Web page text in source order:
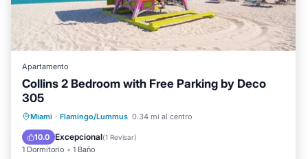
Apartamento
Collins 2 Bedroom with Free Parking by Deco
305
Miami · Flamingo/Lummus 0.34 mi al centro
10.0 Excepcional(1 Revisar)
1 Dormitorio 1 Baño
Frente al mar
Aparcamiento
Vista al mar